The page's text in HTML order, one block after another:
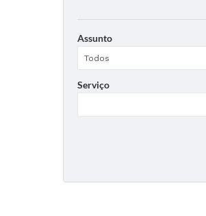
Assunto
Serviço